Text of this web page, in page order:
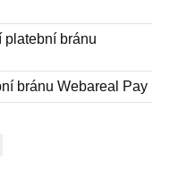
platební bránu
bránu Webareal Pay